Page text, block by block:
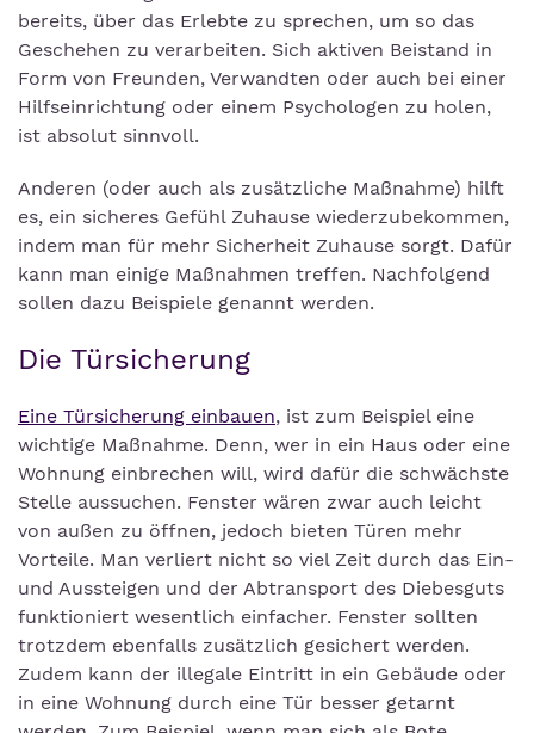
bereits, über das Erlebte zu sprechen, um so das
Geschehen zu verarbeiten. Sich aktiven Beistand in
Form von Freunden, Verwandten oder auch bei einer
Hilfseinrichtung oder einem Psychologen zu holen,
ist absolut sinnvoll.
Anderen (oder auch als zusätzliche Maßnahme) hilft
es, ein sicheres Gefühl Zuhause wiederzubekommen,
indem man für mehr Sicherheit Zuhause sorgt. Dafür
kann man einige Maßnahmen treffen. Nachfolgend
sollen dazu Beispiele genannt werden.
Die Türsicherung
Eine Türsicherung einbauen, ist zum Beispiel eine
wichtige Maßnahme. Denn, wer in ein Haus oder eine
Wohnung einbrechen will, wird dafür die schwächste
Stelle aussuchen. Fenster wären zwar auch leicht
von außen zu öffnen, jedoch bieten Türen mehr
Vorteile. Man verliert nicht so viel Zeit durch das Ein-
und Aussteigen und der Abtransport des Diebesguts
funktioniert wesentlich einfacher. Fenster sollten
trotzdem ebenfalls zusätzlich gesichert werden.
Zudem kann der illegale Eintritt in ein Gebäude oder
in eine Wohnung durch eine Tür besser getarnt